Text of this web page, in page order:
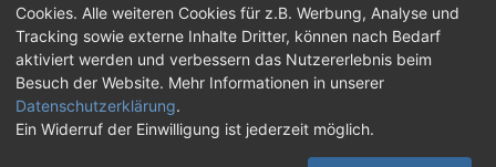
Impressum| Kontakt |Jobs |Datenschutz |
Consent‑Einstellungen |Haftungsausschluss
Feed Facebook
Twitch
Discord
Cookies. Alle weiteren Cookies für z.B. Werbung, Analyse und
Tracking sowie externe Inhalte Dritter, können nach Bedarf
aktiviert werden und verbessern das Nutzererlebnis beim
Besuch der Website. Mehr Informationen in unserer
Datenschutzerklärung.
Ein Widerruf der Einwilligung ist jederzeit möglich.